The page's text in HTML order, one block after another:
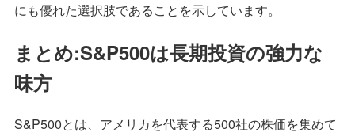
にも優れた選択肢であることを示しています。
まとめ:S&P500は長期投資の強力な
味方
S&P500とは、アメリカを代表する500社の株価を集めて